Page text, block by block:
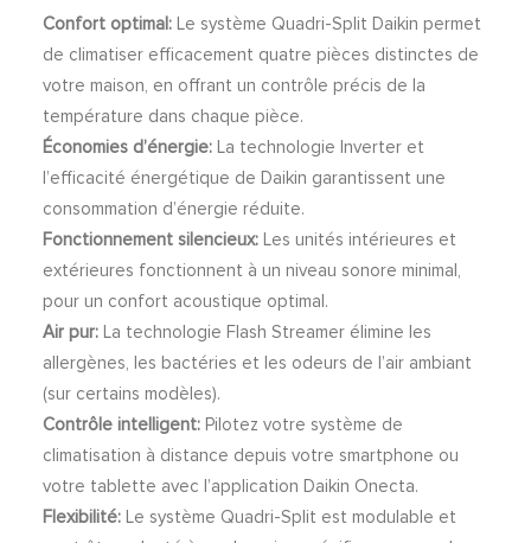
Confort optimal: Le système Quadri-Split Daikin permet
de climatiser efficacement quatre pièces distinctes de
votre maison, en offrant un contrôle précis de la
température dans chaque pièce.
Économies d’énergie: La technologie Inverter et
l’efficacité énergétique de Daikin garantissent une
consommation d’énergie réduite.
Fonctionnement silencieux: Les unités intérieures et
extérieures fonctionnent à un niveau sonore minimal,
pour un confort acoustique optimal.
Air pur: La technologie Flash Streamer élimine les
allergènes, les bactéries et les odeurs de l’air ambiant
(sur certains modèles).
Contrôle intelligent: Pilotez votre système de
climatisation à distance depuis votre smartphone ou
votre tablette avec l’application Daikin Onecta.
Flexibilité: Le système Quadri-Split est modulable et